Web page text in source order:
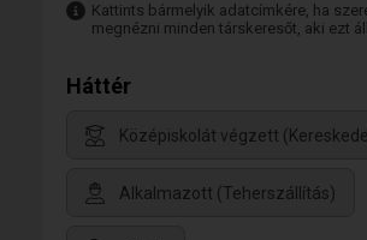
Kattints bármelyik adatcímkére, ha
megnézni minden társkeresőt, aki ezt
Háttér
Középiskolát végzett
Alkalmazott (Teherszállítás)